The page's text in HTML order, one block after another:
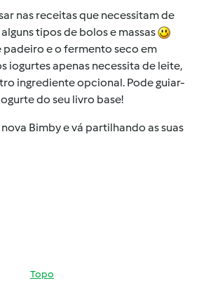
nas receitas que necessitam de
tipos de bolos e massas
padeiro e o fermento seco em
iogurtes apenas necessita de leite,
ingrediente opcional. Pode guiar-
do seu livro base!
Bimby e vá partilhando as suas
Topo